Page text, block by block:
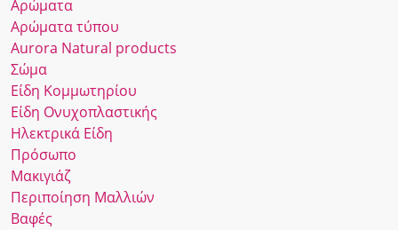
Αρώματα
Αρώματα τύπου
Αurora Νatural products
Σώμα
Είδη Κομμωτηρίου
Είδη Ονυχοπλαστικής
Ηλεκτρικά Είδη
Πρόσωπο
Μακιγιάζ
Περιποίηση Μαλλιών
Βαφές